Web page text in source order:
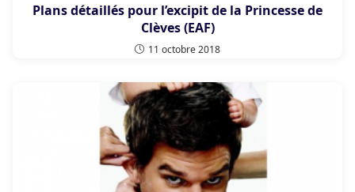
Plans détaillés pour l’excipit de la Princesse de
Clèves (EAF)
11 octobre 2018